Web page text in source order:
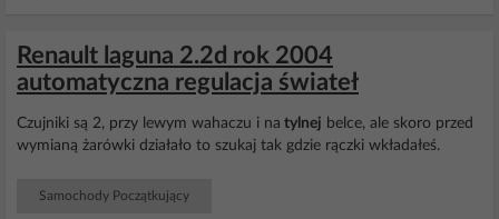
Renault laguna 2.2d rok 2004
automatyczna regulacja świateł
Czujniki są 2, przy lewym wahaczu i na tylnej belce, ale skoro przed
wymianą żarówki działało to szukaj tak gdzie rączki wkładałeś.
Samochody Początkujący